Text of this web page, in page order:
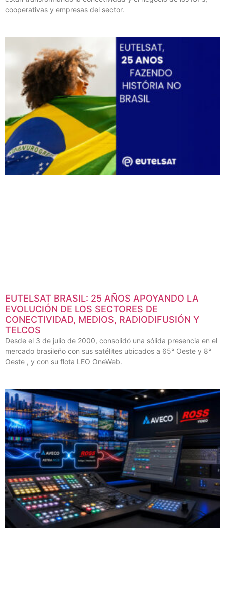
cooperativas y empresas del sector.
EUTELSAT BRASIL: 25 AÑOS APOYANDO LA
EVOLUCIÓN DE LOS SECTORES DE
CONECTIVIDAD, MEDIOS, RADIODIFUSIÓN Y
TELCOS
Desde el 3 de julio de 2000, consolidó una sólida presencia en el
mercado brasileño con sus satélites ubicados a 65° Oeste y 8°
Oeste , y con su flota LEO OneWeb.